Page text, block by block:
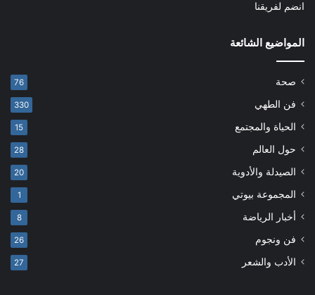
انضم لفريقنا
المواضيع الشائعة
صحة 76
فن الطهي 330
الحياة والمجتمع 15
حول العالم 28
الصيدلة والأدوية 20
المجموعة بيوتي 1
أخبار الرياضة 8
فن ونجوم 26
الأدب والشعر 27